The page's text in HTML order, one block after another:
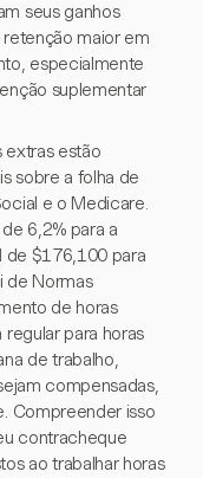
seus ganhos
maior em
especialmente
suplementar
extras estão
sobre a folha de
e o Medicare.
6,2% para a
de $176,100 para
de Normas
de horas
para horas
de trabalho,
compensadas,
Compreender isso
contracheque
ao trabalhar horas